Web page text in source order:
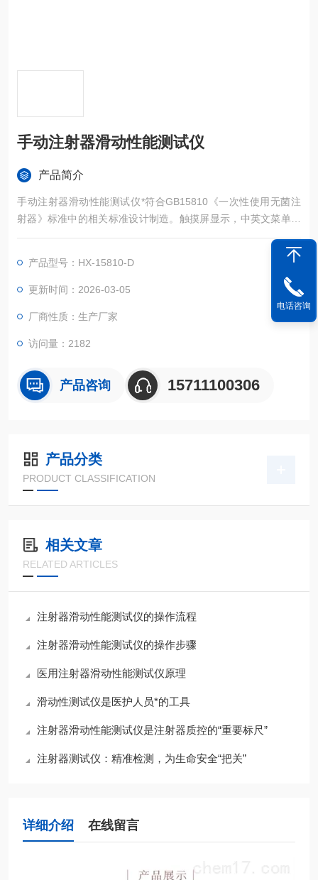
手动注射器滑动性能测试仪
产品简介
手动注射器滑动性能测试仪*符合GB15810《一次性使用无菌注
射器》标准中的相关标准设计制造。触摸屏显示，中英文菜单显
示，测试参数、生产单位、生产批次、测试人员等信息可自由输
入、断电自动存储；过载报警停机保护；可选择三级密码权限保
产品型号：HX-15810-D
更新时间：2026-03-05
厂商性质：生产厂家
访问量：2182
产品咨询 15711100306
产品分类
PRODUCT CLASSIFICATION
相关文章
RELATED ARTICLES
注射器滑动性能测试仪的操作流程
注射器滑动性能测试仪的操作步骤
医用注射器滑动性能测试仪原理
滑动性测试仪是医护人员*的工具
注射器滑动性能测试仪是注射器质控的“重要标尺”
注射器测试仪：精准检测，为生命安全“把关”
详细介绍 在线留言
电话咨询